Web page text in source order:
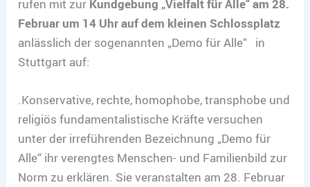
rufen mit zur Kundgebung „Vielfalt für Alle“ am 28.
Februar um 14 Uhr auf dem kleinen Schlossplatz
anlässlich der sogenannten „Demo für Alle“ in
Stuttgart auf:
.Konservative, rechte, homophobe, transphobe und
religiös fundamentalistische Kräfte versuchen
unter der irreführenden Bezeichnung „Demo für
Alle“ ihr verengtes Menschen- und Familienbild zur
Norm zu erklären. Sie veranstalten am 28. Februar